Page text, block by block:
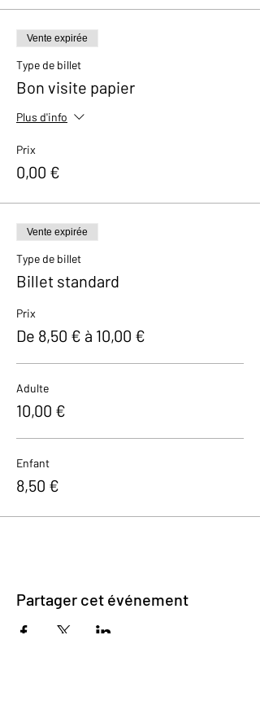
Vente expirée
Type de billet
Bon visite papier
Plus d'info
Prix
0,00 €
Vente expirée
Type de billet
Billet standard
Prix
De 8,50 € à 10,00 €
Adulte
10,00 €
Enfant
8,50 €
Partager cet événement